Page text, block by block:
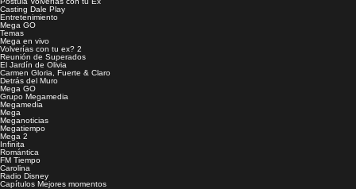
Casting Dale Play
Entretenimiento
Mega GO
Temas
Mega en vivo
Volverías con tu ex? 2
Reunión de Superados
El Jardín de Olivia
Carmen Gloria, Fuerte & Claro
Detrás del Muro
Mega GO
Grupo Megamedia
Megamedia
Mega
Meganoticias
Megatiempo
Mega 2
Infinita
Romántica
FM Tiempo
Carolina
Radio Disney
Capítulos Mejores momentos